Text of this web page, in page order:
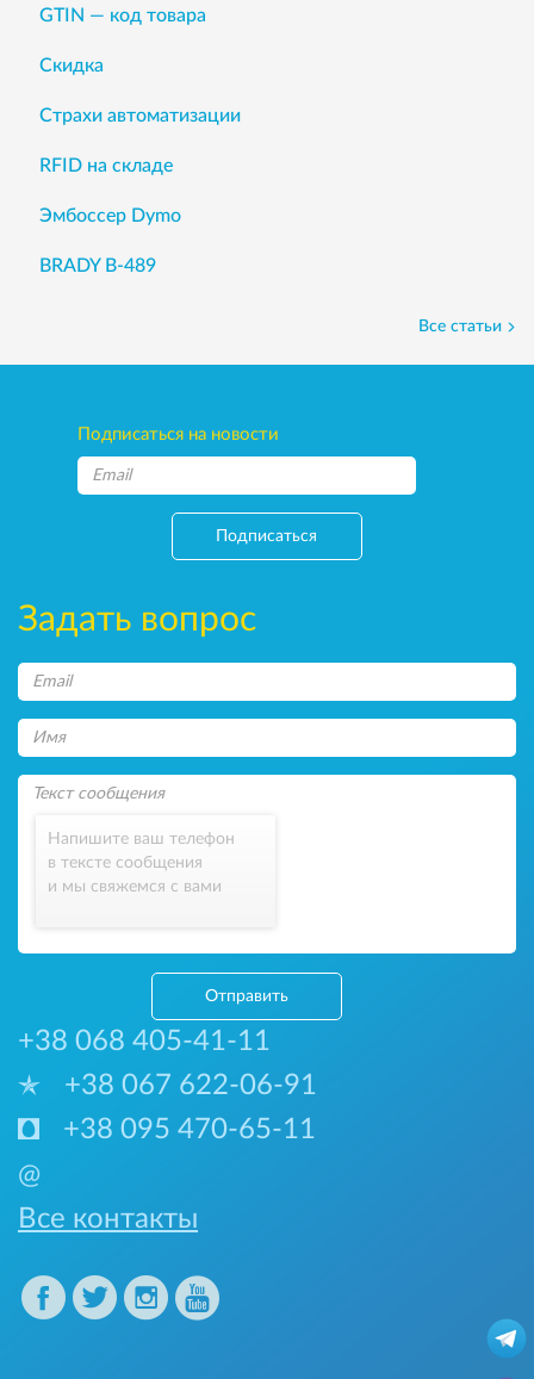
GTIN — код товара
Скидка
Страхи автоматизации
RFID на складе
Эмбоссер Dymo
BRADY B-489
Все статьи
Подписаться на новости
Подписаться
Задать вопрос
Напишите ваш телефон
в тексте сообщения
и мы свяжемся с вами
Отправить
+38 068 405-41-11
+38 067 622-06-91
+38 095 470-65-11
@
Все контакты